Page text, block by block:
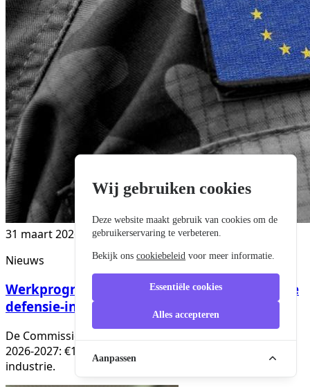
31 maart 2026
Nieuws
Werkprogramma 2026-2027 voor de Europese
defensie-industrie (EDIP)
De Commissie lanceert het EDIP-werkprogramma voor
2026-2027: €1,5 miljard voor een sterkere defensie-
industrie.
Wij gebruiken cookies
Deze website maakt gebruik van cookies om de
gebruikerservaring te verbeteren.
Bekijk onscookiebeleid voor meer informatie.
Essentiële cookies
Alles accepteren
Aanpassen